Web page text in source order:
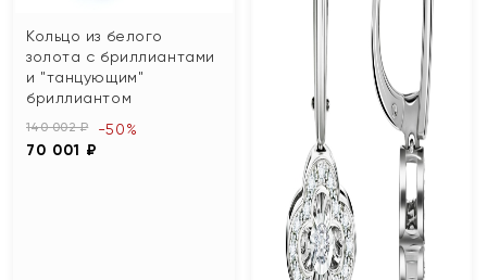
Кольцо из белого
золота с бриллиантами
и "танцующим"
бриллиантом
140 002 ₽
70 001 ₽
-50%